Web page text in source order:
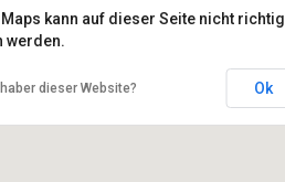
kann auf dieser Seite nicht richtig
werden.
dieser Website? Ok